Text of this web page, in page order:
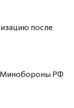
после
Минобороны РФ